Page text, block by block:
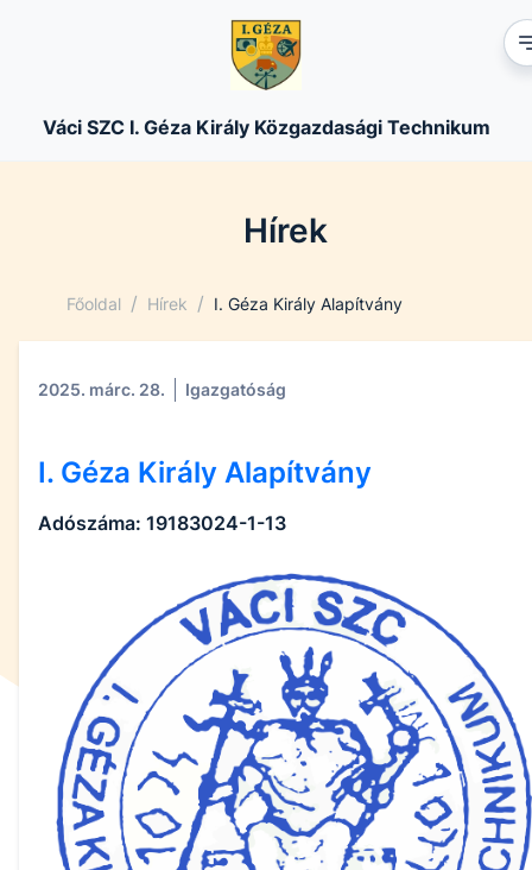
Váci SZC I. Géza Király Közgazdasági Technikum
Hírek
Főoldal / Hírek / I. Géza Király Alapítvány
2025. márc. 28. Igazgatóság
I. Géza Király Alapítvány
Adószáma: 19183024-1-13